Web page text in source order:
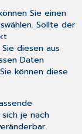
Sie einen
Sollte der
diesen aus
Daten
können diese
je nach